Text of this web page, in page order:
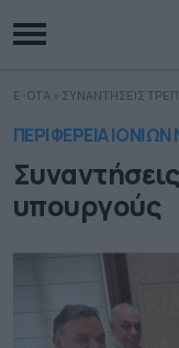
E-OTA » ΣΥΝΑΝΤΗΣΕΙΣ
ΠΕΡΙΦΕΡΕΙΑ
υπουργούς